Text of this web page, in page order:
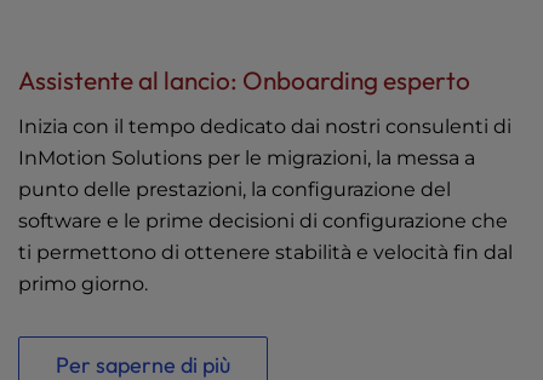
Assistente al lancio: Onboarding esperto
Inizia con il tempo dedicato dai nostri consulenti di
InMotion Solutions per le migrazioni, la messa a
punto delle prestazioni, la configurazione del
software e le prime decisioni di configurazione che
ti permettono di ottenere stabilità e velocità fin dal
primo giorno.
Per saperne di più